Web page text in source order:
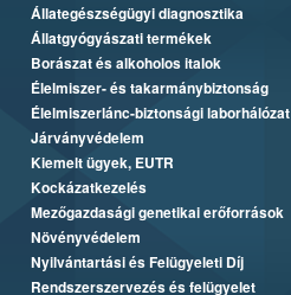
Állategészségügyi diagnosztika
Állatgyógyászati termékek
Borászat és alkoholos italok
Élelmiszer- és takarmánybiztonság
Élelmiszerlánc-biztonsági laborhálózat
Járványvédelem
Kiemelt ügyek, EUTR
Kockázatkezelés
Mezőgazdasági genetikai erőforrások
Növényvédelem
Nyilvántartási és Felügyeleti Díj
Rendszerszervezés és felügyelet